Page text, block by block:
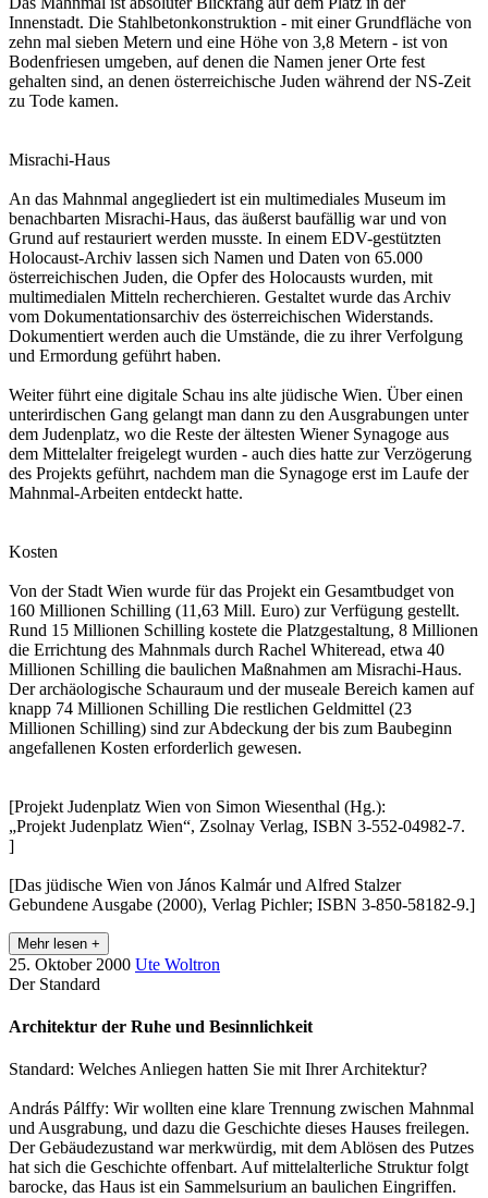
Innenstadt. Die Stahlbetonkonstruktion - mit einer Grundfläche von
zehn mal sieben Metern und eine Höhe von 3,8 Metern - ist von
Bodenfriesen umgeben, auf denen die Namen jener Orte fest
gehalten sind, an denen österreichische Juden während der NS-Zeit
zu Tode kamen.
Misrachi-Haus
An das Mahnmal angegliedert ist ein multimediales Museum im
benachbarten Misrachi-Haus, das äußerst baufällig war und von
Grund auf restauriert werden musste. In einem EDV-gestützten
Holocaust-Archiv lassen sich Namen und Daten von 65.000
österreichischen Juden, die Opfer des Holocausts wurden, mit
multimedialen Mitteln recherchieren. Gestaltet wurde das Archiv
vom Dokumentationsarchiv des österreichischen Widerstands.
Dokumentiert werden auch die Umstände, die zu ihrer Verfolgung
und Ermordung geführt haben.
Weiter führt eine digitale Schau ins alte jüdische Wien. Über einen
unterirdischen Gang gelangt man dann zu den Ausgrabungen unter
dem Judenplatz, wo die Reste der ältesten Wiener Synagoge aus
dem Mittelalter freigelegt wurden - auch dies hatte zur Verzögerung
des Projekts geführt, nachdem man die Synagoge erst im Laufe der
Mahnmal-Arbeiten entdeckt hatte.
Kosten
Von der Stadt Wien wurde für das Projekt ein Gesamtbudget von
160 Millionen Schilling (11,63 Mill. Euro) zur Verfügung gestellt.
Rund 15 Millionen Schilling kostete die Platzgestaltung, 8 Millionen
die Errichtung des Mahnmals durch Rachel Whiteread, etwa 40
Millionen Schilling die baulichen Maßnahmen am Misrachi-Haus.
Der archäologische Schauraum und der museale Bereich kamen auf
knapp 74 Millionen Schilling Die restlichen Geldmittel (23
Millionen Schilling) sind zur Abdeckung der bis zum Baubeginn
angefallenen Kosten erforderlich gewesen.
[Projekt Judenplatz Wien von Simon Wiesenthal (Hg.):
„Projekt Judenplatz Wien“, Zsolnay Verlag, ISBN 3-552-04982-7.
]
[Das jüdische Wien von János Kalmár und Alfred Stalzer
Gebundene Ausgabe (2000), Verlag Pichler; ISBN 3-850-58182-9.]
Mehr lesen +
25. Oktober 2000 Ute Woltron
Der Standard
Architektur der Ruhe und Besinnlichkeit
Standard: Welches Anliegen hatten Sie mit Ihrer Architektur?
András Pálffy: Wir wollten eine klare Trennung zwischen Mahnmal
und Ausgrabung, und dazu die Geschichte dieses Hauses freilegen.
Der Gebäudezustand war merkwürdig, mit dem Ablösen des Putzes
hat sich die Geschichte offenbart. Auf mittelalterliche Struktur folgt
barocke, das Haus ist ein Sammelsurium an baulichen Eingriffen.